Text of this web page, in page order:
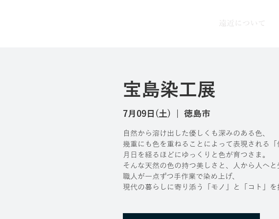
遠近について
宝島染工展
7月09日(土) 徳島市
自然から溶け出した優しくも深みのある色、
幾重にも色を重ねることによって表現される「
月日を経るほどにゆっくりと色が育つさま。
そんな天然の色の持つ美しさと、人から人へと
職人が一点ずつ手作業で染め上げ、
現代の暮らしに寄り添う「モノ」と「コト」を